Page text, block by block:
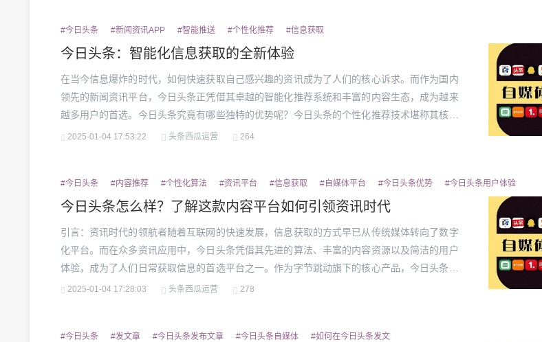
#今日头条 #新闻资讯APP #智能推送 #个性化推荐 #信息获取
今日头条：智能化信息获取的全新体验
在当今信息爆炸的时代，如何快速获取自己感兴趣的资讯成为了人们的核心诉求。而作为国内
领先的新闻资讯平台，今日头条正凭借其卓越的智能化推荐系统和丰富的内容生态，成为越来
越多用户的首选。今日头条究竟有哪些独特的优势呢？今日头条的个性化推荐技术堪称其核心
竞争力。与传统的新闻资讯平台不同，今日头条运用了先进的人工智能算法，能够根据用户的
2025-01-04 17:53:22 头条西瓜运营 264
#今日头条 #内容推荐 #个性化算法 #资讯平台 #信息获取 #自媒体平台 #今日头条优势 #今日头条用户体验
今日头条怎么样？了解这款内容平台如何引领资讯时代
引言：资讯时代的领航者随着互联网的快速发展，信息获取的方式早已从传统媒体转向了数字
化平台。而在众多资讯应用中，今日头条凭借其先进的算法、丰富的内容资源以及简洁的用户
体验，成为了人们日常获取信息的首选平台之一。作为字节跳动旗下的核心产品，今日头条不
仅满足了用户对信息的多样化需求，更通过技术创新改变了人们的阅读习惯。今日头条到底怎
2025-01-04 17:28:03 头条西瓜运营 278
#今日头条 #发文章 #今日头条发布文章 #今日头条自媒体 #如何在今日头条发文